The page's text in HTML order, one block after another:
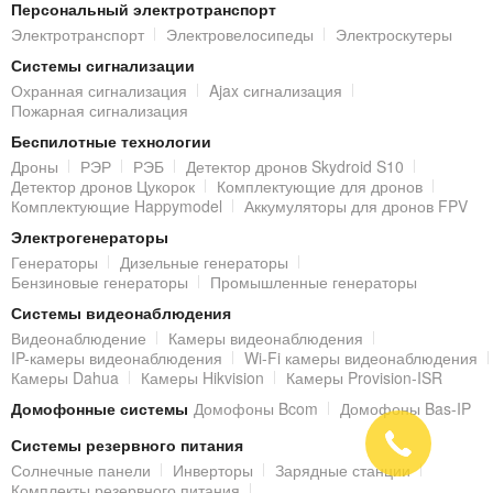
интуитивно понятному меню IP-видеорегистратора
гибких установок и возможностей:
записи видеоизображения с
в секунду и разрешение (для оптимизации места на
жестких дисках);
настроить режимы записи:
постоянная
записываться на жесткие диски
заполнения, архив будет циклически перезаписан);
по расписанию– в случае, если нет
необходимости вести круглосуточный архив,
видеорегистраторможет сохранять видео только
в определенные часы/дни недели (доступны
настройки каждого канала отдельно);
благодаря встроенной функции программного
детектирования движения,
IP-видеорегистратор
при
обнаружении движения в поле обзора видеокамеры
может выполнить следующие действия:
Персональный электротранспорт
Электротранспорт
Электровелосипеды
Электроскутеры
Системы сигнализации
Охранная сигнализация
Ajax сигнализация
Пожарная сигнализация
Беспилотные технологии
Дроны
РЭР РЭБ
Детектор дронов Skydroid S10
Детектор дронов Цукорок
Комплектующие для дронов
Комплектующие Happymodel
Аккумуляторы для дронов FPV
Электрогенераторы
Генераторы
Дизельные генераторы
Бензиновые генераторы
Промышленные генераторы
Системы видеонаблюдения
Видеонаблюдение
Камеры видеонаблюдения
IP-камеры видеонаблюдения
Wi-Fi камеры видеонаблюдения
Камеры Dahua
Камеры Hikvision
Камеры Provision-ISR
Домофонные системы Домофоны Bcom
Домофоны Bas-IP
Системы резервного питания
Солнечные панели
Инверторы
Зарядные станции